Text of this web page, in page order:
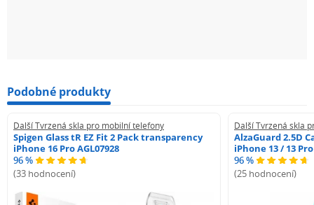
Podobné produkty
Další Tvrzená skla pro mobilní telefony
Spigen Glass tR EZ Fit 2 Pack transparency
iPhone 16 Pro AGL07928
96 %
(33 hodnocení)
Další Tvrzená skla
AlzaGuard 2.5D
iPhone 13 / 13 Pro
96 %
(25 hodnocení)